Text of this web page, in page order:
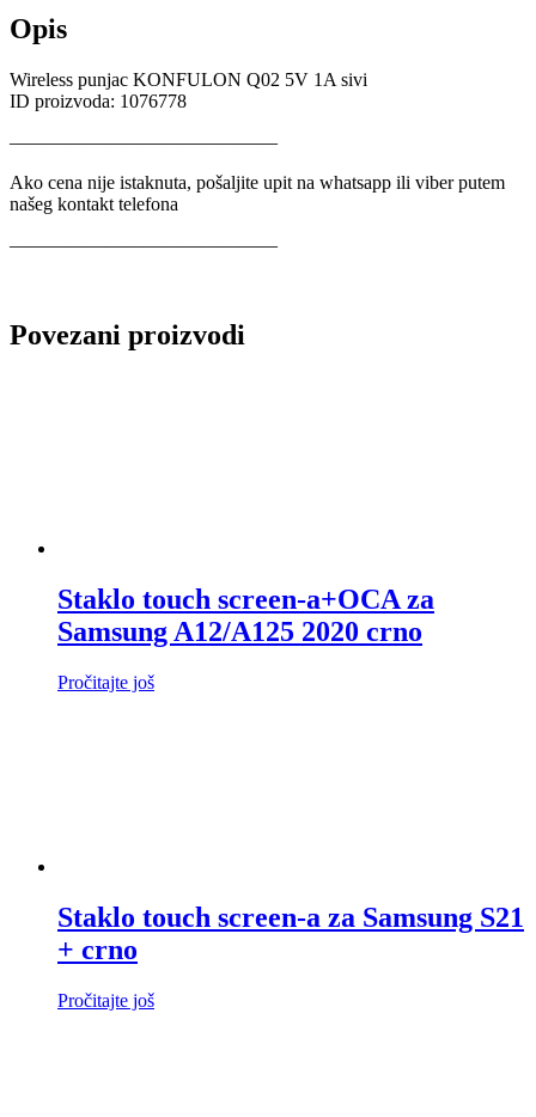
Opis
Wireless punjac KONFULON Q02 5V 1A sivi
ID proizvoda: 1076778
——————————————
Ako cena nije istaknuta, pošaljite upit na whatsapp ili viber putem
našeg kontakt telefona
——————————————
Povezani proizvodi
Staklo touch screen-a+OCA za
Samsung A12/A125 2020 crno
Pročitajte još
Staklo touch screen-a za Samsung S21
+ crno
Pročitajte još